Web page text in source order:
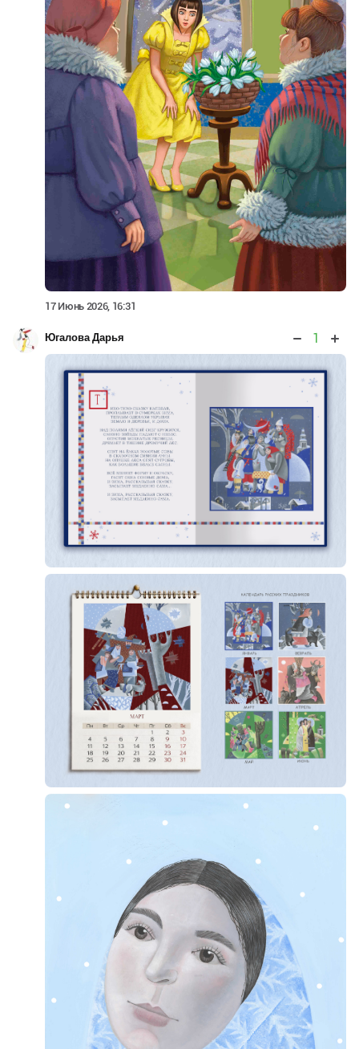
17 Июнь 2026, 16:31
Югалова Дарья 1